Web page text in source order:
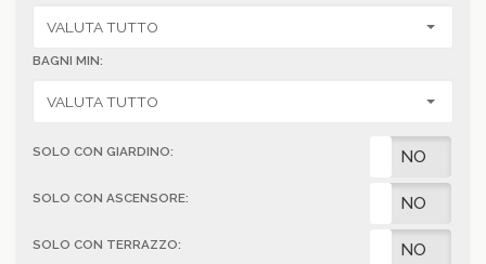
BAGNI MIN:
SOLO CON GIARDINO: NO
SOLO CON ASCENSORE: NO
SOLO CON TERRAZZO: NO